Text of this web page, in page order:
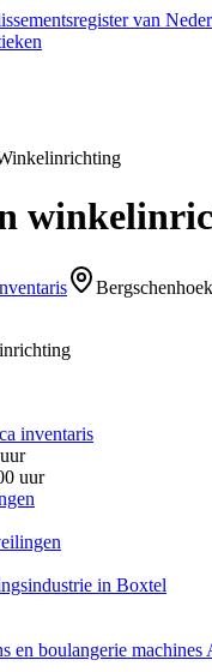
van
Bergschenhoek
inventaris
uur
in Boxtel
en boulangerie machines